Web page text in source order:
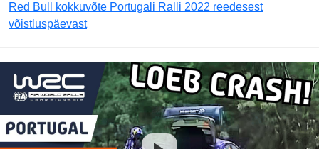
Red Bull kokkuvõte Portugali Ralli 2022 reedesest
võistluspäevast